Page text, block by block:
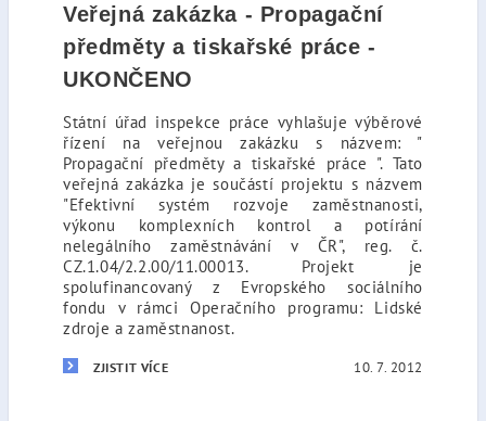
Veřejná zakázka - Propagační
předměty a tiskařské práce -
UKONČENO
Státní úřad inspekce práce vyhlašuje výběrové
řízení na veřejnou zakázku s názvem: "
Propagační předměty a tiskařské práce ". Tato
veřejná zakázka je součástí projektu s názvem
"Efektivní systém rozvoje zaměstnanosti,
výkonu komplexních kontrol a potírání
nelegálního zaměstnávání v ČR", reg. č.
CZ.1.04/2.2.00/11.00013. Projekt je
spolufinancovaný z Evropského sociálního
fondu v rámci Operačního programu: Lidské
zdroje a zaměstnanost.
ZJISTIT VÍCE 10. 7. 2012